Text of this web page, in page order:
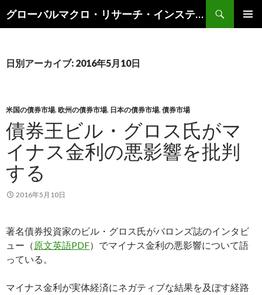
グローバルマクロ・リサーチ・インスティテュート
索
ン
キ
ッ
プ
日別アーカイブ: 2016年5月10日
米国の債券市場, 欧州の債券市場, 日本の債券市場, 債券市場
債券王ビル・グロス氏がマ
イナス金利の悪影響を批判
する
2016年5月10日
著名債券投資家のビル・グロス氏がバロンズ誌のインタビ
ュー（ 原文英語PDF）でマイナス金利の悪影響について語
っている。
マイナス金利が実体経済にネガティブな結果を及ぼす経路